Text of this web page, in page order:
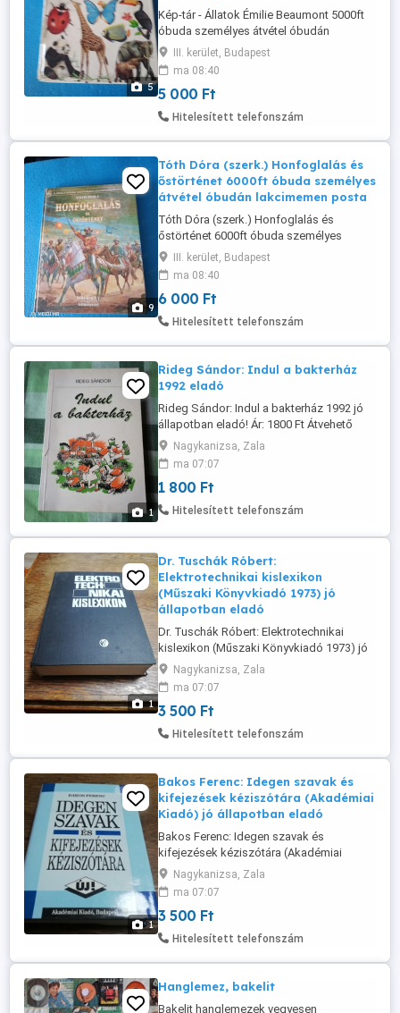
5
Kép-tár - Állatok Émilie Beaumont 5000ft
óbuda személyes átvétel óbudán
lakcimemen posta kizárolag előre fizetés
után mpl csomagautomatába +3000ft
36209491288 36501048272
III. kerület, Budapest
ma 08:40
5 000 Ft
Hitelesített telefonszám
9
Tóth Dóra (szerk.) Honfoglalás és
őstörténet 6000ft óbuda személyes
átvétel óbudán lakcimemen posta
Tóth Dóra (szerk.) Honfoglalás és
őstörténet 6000ft óbuda személyes
átvétel óbudán lakcimemen posta
kizárolag előre fizetés után mpl
csomagautomatába +3000ft
36209491288 36501048272
III. kerület, Budapest
ma 08:40
6 000 Ft
Hitelesített telefonszám
1
Rideg Sándor: Indul a bakterház
1992 eladó
Rideg Sándor: Indul a bakterház 1992 jó
állapotban eladó! Ár: 1800 Ft Átvehető
Nagykanizsán, postázni tudom.
Érdeklődni: a 30/427-7142-s telefonon.
Nagykanizsa, Zala
ma 07:07
1 800 Ft
Hitelesített telefonszám
1
Dr. Tuschák Róbert:
Elektrotechnikai kislexikon
(Műszaki Könyvkiadó 1973) jó
állapotban eladó
Dr. Tuschák Róbert: Elektrotechnikai
kislexikon (Műszaki Könyvkiadó 1973) jó
állapotban eladó. Ár: 3500 Ft Átvehető
Nagykanizsán, postázni tudom.
Érdeklődni: a 30/427-7142-s telefonon.
Nagykanizsa, Zala
ma 07:07
3 500 Ft
Hitelesített telefonszám
1
Bakos Ferenc: Idegen szavak és
kifejezések kéziszótára (Akadémiai
Kiadó) jó állapotban eladó
Bakos Ferenc: Idegen szavak és
kifejezések kéziszótára (Akadémiai
Kiadó) jó állapotban eladó! Ár: 3500 Ft
Átvehető Nagykanizsán, postázni tudom.
Érdeklődni: a 30/427-7142-s telefonon.
Nagykanizsa, Zala
ma 07:07
3 500 Ft
Hitelesített telefonszám
Hanglemez, bakelit
Bakelit hanglemezek vegyesen